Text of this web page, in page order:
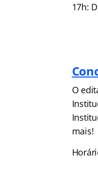
17h:
O
mais!